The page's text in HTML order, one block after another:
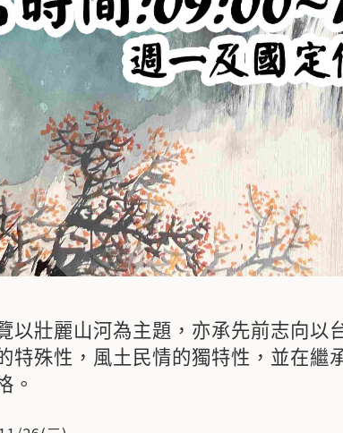
以壯麗山河為主題，亦承先前志向
特殊性，風土民情的獨特性，並在
。